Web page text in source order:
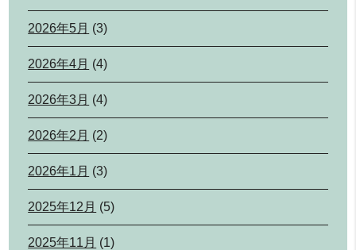
2026年5月 (3)
2026年4月 (4)
2026年3月 (4)
2026年2月 (2)
2026年1月 (3)
2025年12月 (5)
2025年11月 (1)